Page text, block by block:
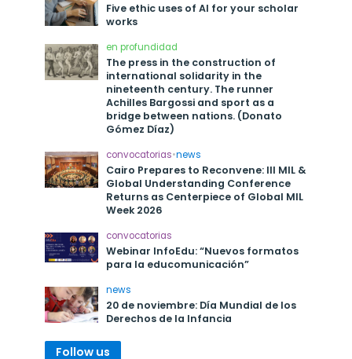
Five ethic uses of AI for your scholar
works
en profundidad
The press in the construction of
international solidarity in the
nineteenth century. The runner
Achilles Bargossi and sport as a
bridge between nations. (Donato
Gómez Díaz)
convocatorias•news
Cairo Prepares to Reconvene: III MIL &
Global Understanding Conference
Returns as Centerpiece of Global MIL
Week 2026
convocatorias
Webinar InfoEdu: “Nuevos formatos
para la educomunicación”
news
20 de noviembre: Día Mundial de los
Derechos de la Infancia
Follow us